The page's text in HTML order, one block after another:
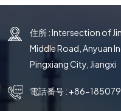
住所 : Intersection of
Middle Road, Anyuan
Pingxiang City, Jiangxi
電話番号 : +86-